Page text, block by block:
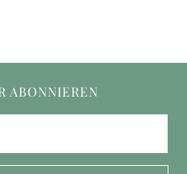
ABONNIEREN